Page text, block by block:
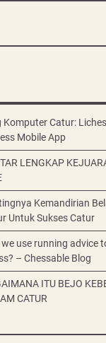
Komputer Catur:
Mobile App
LENGKAP
Kemandirian
Untuk Sukses Catur
we use running advice
– Chessable Blog
ITU BEJO
CATUR